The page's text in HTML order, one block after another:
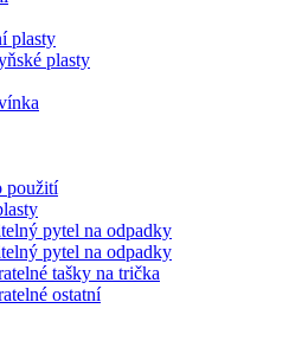
plasty
plasty
použití
pytel na odpadky
pytel na odpadky
tašky na trička
ostatní